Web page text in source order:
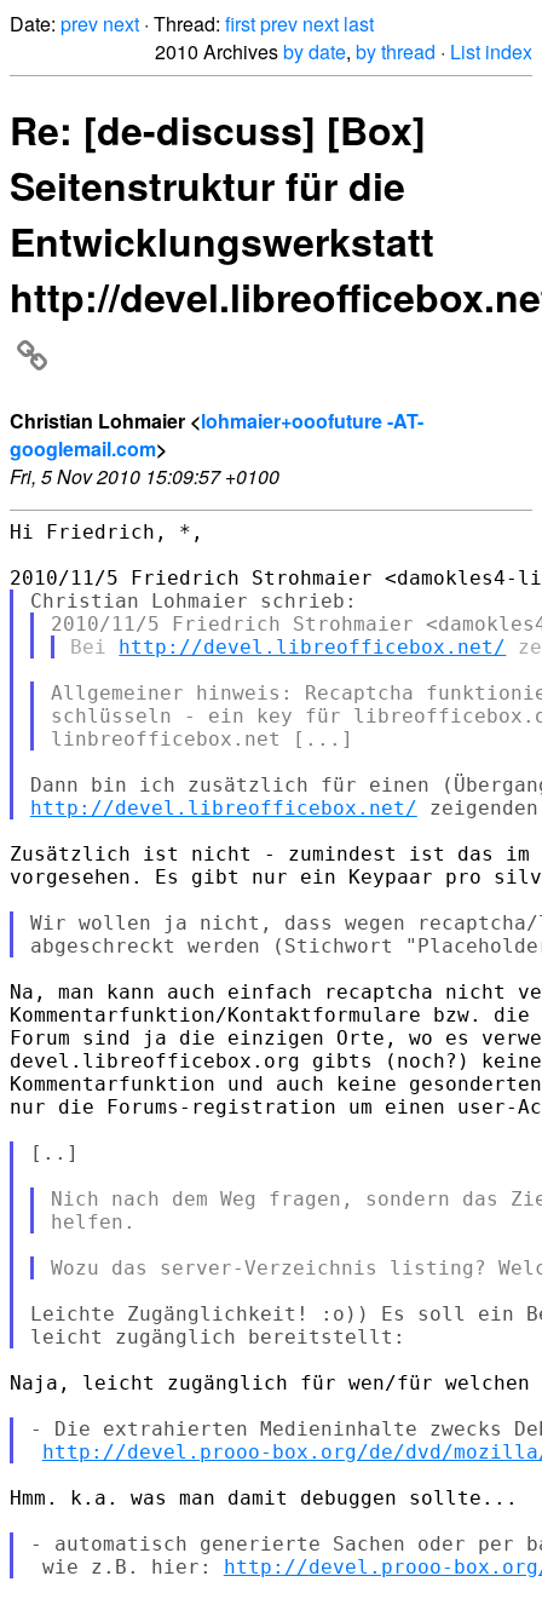
Date: prev next · Thread: firstprev next last
2010 Archivesby date, by thread · List index
Re: [de-discuss] [Box]
Seitenstruktur für die
Entwicklungswerkstatt
http://
Christian Lohmaier <lohmaier+ooofuture -AT-
googlemail.com>
Fri, 5 Nov 2010 15:09:57 +0100
Hi Friedrich, *,
Bei http://devel.libreofficebox.net/
Allgemeiner hinweis: Recaptcha
schlüsseln - ein key für
http://devel.libreofficebox.net/
Zusätzlich ist nicht - zumindest ist das im
vorgesehen. Es gibt nur ein Keypaar pro
Wir wollen ja nicht, dass wegen
Na, man kann auch einfach recaptcha nicht
Kommentarfunktion/Kontaktformulare bzw.
Forum sind ja die einzigen Orte, wo es
devel.libreofficebox.org gibts (noch?)
Kommentarfunktion und auch keine
nur die Forums-registration um einen user-
[..]
Nich nach dem Weg fragen, sondern das
Leichte Zugänglichkeit! :o)) Es soll ein
Naja, leicht zugänglich für wen/für welchen
- Die extrahierten Medieninhalte zwecks
http://devel.prooo-box.org/de/dvd/
Hmm. k.a. was man damit debuggen sollte...
- automatisch generierte Sachen oder per
wie z.B. hier: http://devel.prooo-